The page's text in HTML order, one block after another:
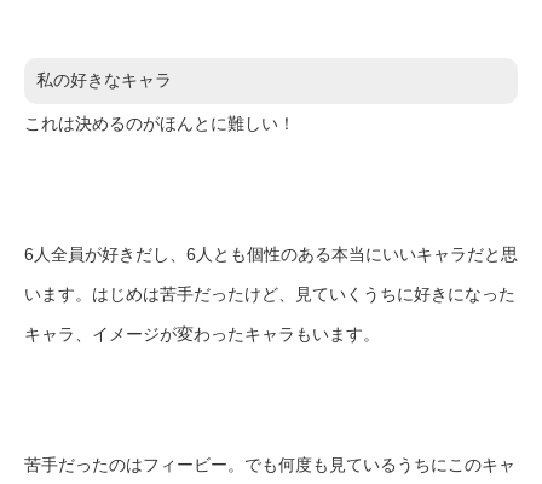
私の好きなキャラ
これは決めるのがほんとに難しい！
6人全員が好きだし、6人とも個性のある本当にいいキャラだと思
います。はじめは苦手だったけど、見ていくうちに好きになった
キャラ、イメージが変わったキャラもいます。
苦手だったのはフィービー。でも何度も見ているうちにこのキャ